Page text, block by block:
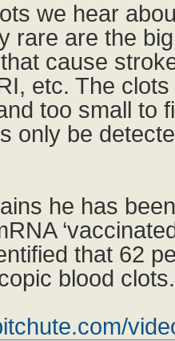
we hear
rare are the
cause
etc. The clots
too small to
only be
he has
that 62
blood clots.